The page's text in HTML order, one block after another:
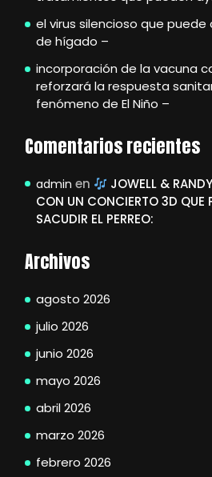
el virus silencioso que
de hígado –
incorporación de la vacuna
reforzará la respuesta
fenómeno de El Niño –
Comentarios recientes
admin en
JOWELL &
CON UN CONCIERTO 3D QUE
SACUDIR EL PERREO:
Archivos
agosto 2026
julio 2026
junio 2026
mayo 2026
abril 2026
marzo 2026
febrero 2026